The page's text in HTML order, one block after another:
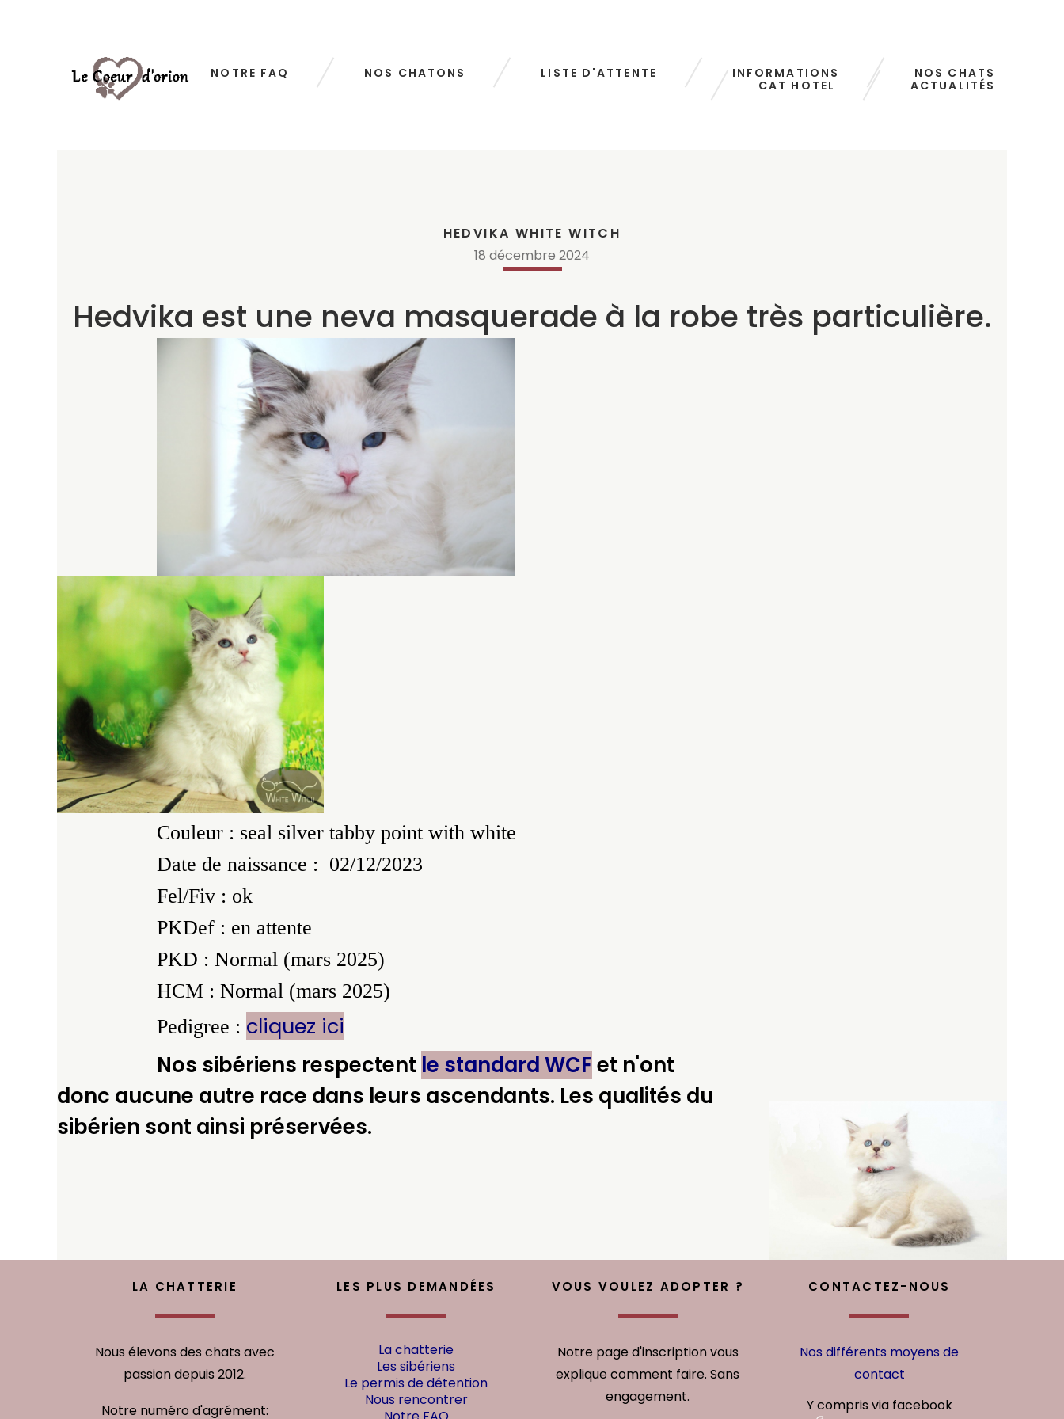
NOTRE FAQ NOS CHATONS LISTE D'ATTENTE INFORMATIONS
NOS CHATS
CAT HOTEL
ACTUALITÉS
HEDVIKA WHITE WITCH
18 décembre 2024
Hedvika est une neva masquerade à la robe très particulière.
Couleur : seal silver tabby point with white
Date de naissance : 02/12/2023
Fel/Fiv : ok
PKDef : en attente
PKD : Normal (mars 2025)
HCM : Normal (mars 2025)
Pedigree : cliquez ici
Nos sibériens respectent le standard WCFet n'ont
donc aucune autre race dans leurs ascendants. Les qualités du
sibérien sont ainsi préservées.
LA CHATTERIE
Nous élevons des chats avec
passion depuis 2012.
Notre numéro d'agrément:
LES PLUS DEMANDÉES
La chatterie
Les sibériens
Le permis de détention
Nous rencontrer
VOUS VOULEZ ADOPTER ?
Notre page d'inscription vous
explique comment faire. Sans
engagement.
CONTACTEZ-NOUS
Nos différents moyens de
contact
Y compris via facebook